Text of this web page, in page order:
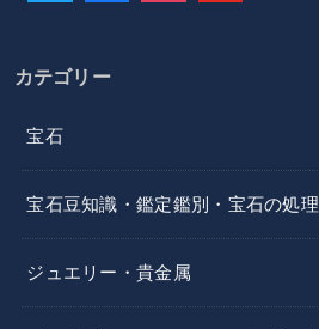
カテゴリー
宝石
宝石豆知識・鑑定鑑別・宝石の処理
ジュエリー・貴金属